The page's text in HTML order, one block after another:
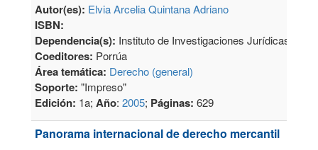
Autor(es): Elvia Arcelia Quintana Adriano
ISBN:
Dependencia(s): Instituto de Investigaciones Jurídicas
Coeditores: Porrúa
Área temática: Derecho (general)
Soporte: "Impreso"
Edición: 1a; Año:2005; Páginas:629
Panorama internacional de derecho mercantil